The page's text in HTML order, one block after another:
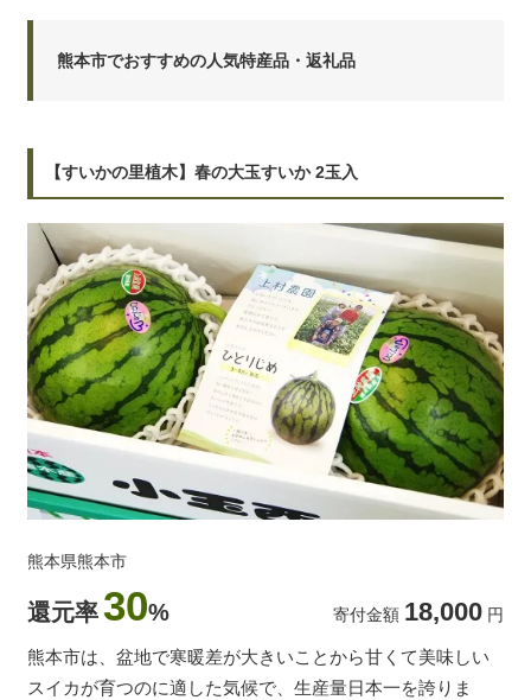
熊本市でおすすめの人気特産品・返礼品
【すいかの里植木】春の大玉すいか 2玉入
熊本県熊本市
還元率 30% 寄付金額 18,000 円
熊本市は、盆地で寒暖差が大きいことから甘くて美味しい
スイカが育つのに適した気候で、生産量日本一を誇りま